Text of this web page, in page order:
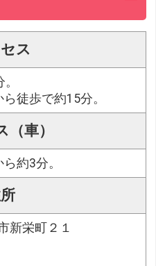
ス
徒歩で約15分。
（車）
約3分。
新栄町２１